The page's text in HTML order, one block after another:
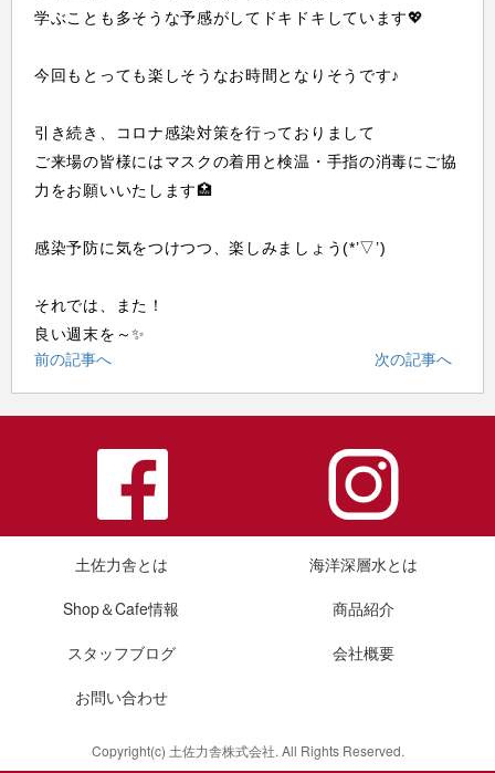
学ぶことも多そうな予感がしてドキドキしています💖
今回もとっても楽しそうなお時間となりそうです♪
引き続き、コロナ感染対策を行っておりまして
ご来場の皆様にはマスクの着用と検温・手指の消毒にご協
力をお願いいたします🏥
感染予防に気をつけつつ、楽しみましょう(*’▽’)
それでは、また！
良い週末を～✨
前の記事へ
次の記事へ
土佐力舎とは
海洋深層水とは
Shop＆Cafe情報
商品紹介
スタッフブログ
会社概要
お問い合わせ
Copyright(c) 土佐力舎株式会社. All Rights Reserved.